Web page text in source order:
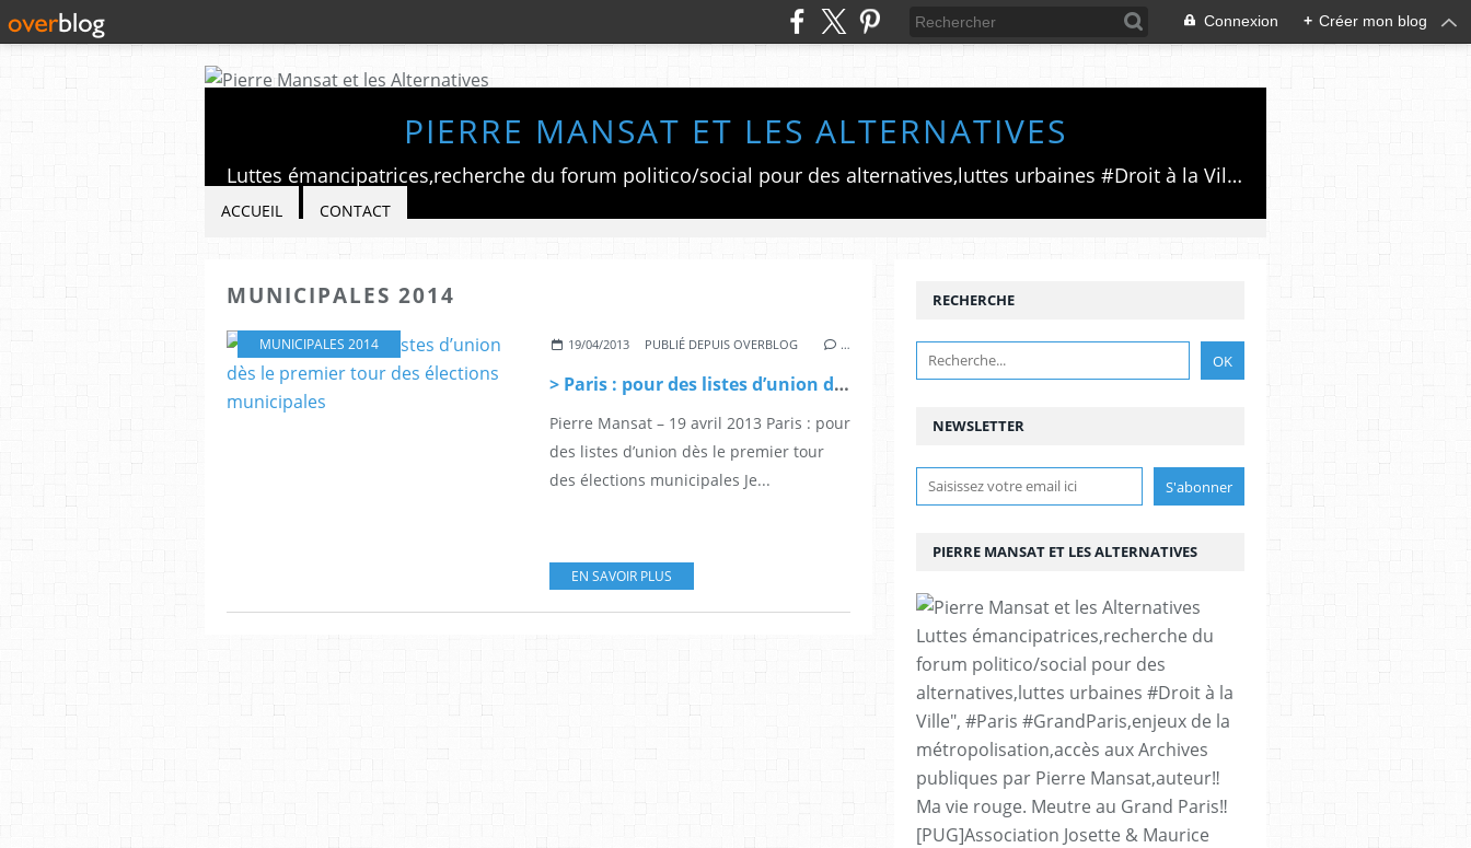
Connexion + Créer mon blog
PIERRE MANSAT ET LES ALTERNATIVES
Luttes émancipatrices,recherche du forum politico/social pour des alternatives,luttes urbaines #Droit à la Ville", #Paris #GrandParis,enjeux de la métropolisation,accès aux Archives publiques par Pierre Mansat,auteur‼️Ma vie rouge. Meutre au Grand Paris‼️[PUG]Association Josette & Maurice #Audin>bénevole Secours Populaire>Comité Laghouat-France>#Mumia #INTA
ACCUEIL CONTACT
MUNICIPALES 2014
MUNICIPALES 2014 19/04/2013 PUBLIÉ DEPUIS OVERBLOG …
> Paris : pour des listes d’union dès le premier tour des élections municipales
Pierre Mansat – 19 avril 2013 Paris : pour
des listes d’union dès le premier tour
des élections municipales Je...
EN SAVOIR PLUS
NEWSLETTER
RECHERCHE
PIERRE MANSAT ET LES ALTERNATIVES
Luttes émancipatrices,recherche du
forum politico/social pour des
alternatives,luttes urbaines #Droit à la
Ville", #Paris #GrandParis,enjeux de la
métropolisation,accès aux Archives
publiques par Pierre Mansat,auteur‼️
Ma vie rouge. Meutre au Grand Paris‼️
[PUG]Association Josette & Maurice